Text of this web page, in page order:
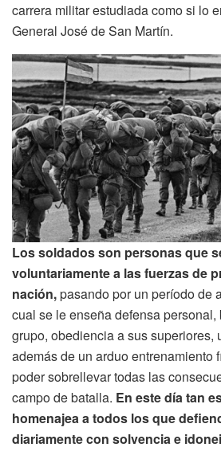
carrera militar estudiada como si lo
General José de San Martín.
Los soldados son personas que
voluntariamente a las fuerzas de
nación,pasando por un período de
cual se le enseña defensa
grupo, obediencia a sus superiores,
además de un arduo entrenamiento
poder sobrellevar todas las
campo de batalla. En este día tan
homenajea a todos los que
diariamente con solvencia e